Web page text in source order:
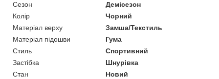
Сезон
Демісезон
Колір
Чорний
Матеріал верху
Замша/Текстиль
Матеріал підошви
Гума
Стиль
Спортивний
Застібка
Шнурівка
Стан
Новий